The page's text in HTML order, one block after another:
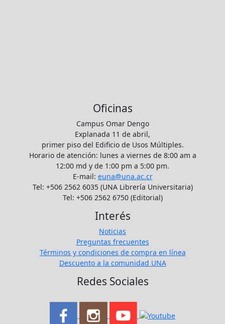
Oficinas
Campus Omar Dengo
Explanada 11 de abril,
primer piso del Edificio de Usos Múltiples.
Horario de atención: lunes a viernes de 8:00 am a
12:00 md y de 1:00 pm a 5:00 pm.
E-mail: euna@una.ac.cr
Tel: +506 2562 6035 (UNA Librería Universitaria)
Tel: +506 2562 6750 (Editorial)
Interés
Noticias
Preguntas frecuentes
Términos y condiciones de compra en línea
Descuento a la comunidad UNA
Redes Sociales